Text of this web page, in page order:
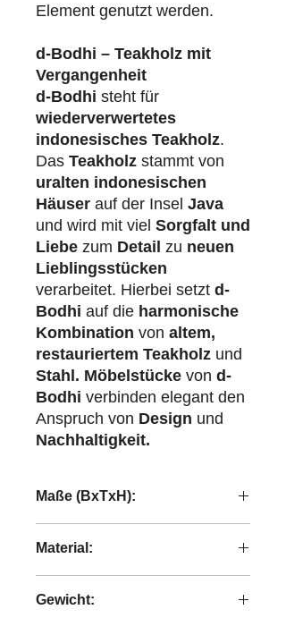
Element genutzt werden.
d-Bodhi – Teakholz mit
Vergangenheit
d-Bodhi steht für
wiederverwertetes
indonesisches Teakholz.
Das Teakholz stammt von
uralten indonesischen
Häuser auf der Insel Java
und wird mit viel Sorgfalt und
Liebe zum Detail zu neuen
Lieblingsstücken
verarbeitet. Hierbei setzt d-
Bodhi auf die harmonische
Kombination von altem,
restauriertem Teakholz und
Stahl. Möbelstücke von d-
Bodhi verbinden elegant den
Anspruch von Design und
Nachhaltigkeit.
Maße (BxTxH):
Material:
Geflecht
Gewicht: